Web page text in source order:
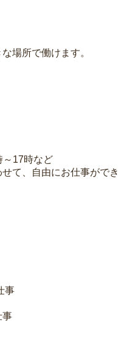
場所で働けます。
～17時など
て、自由にお仕事ができ
事
事